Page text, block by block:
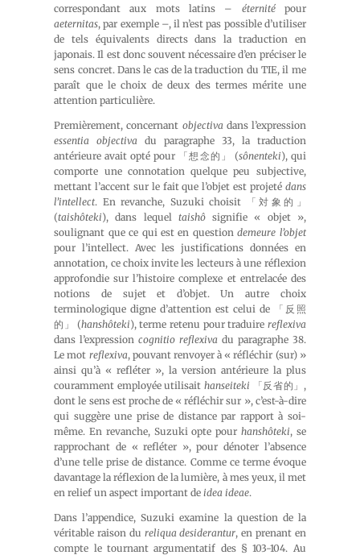
correspondant aux mots latins – éternitépour
aeternitas, par exemple –, il n’est pas possible d’utiliser
de tels équivalents directs dans la traduction en
japonais. Il est donc souvent nécessaire d’en préciser le
sens concret. Dans le cas de la traduction du TIE, il me
paraît que le choix de deux des termes mérite une
attention particulière.
Premièrement, concernant objectivadans l’expression
essentia objectiva du paragraphe 33, la traduction
antérieure avait opté pour 「想念的」 (sônenteki), qui
comporte une connotation quelque peu subjective,
mettant l’accent sur le fait que l’objet est projeté dans
l’intellect. En revanche, Suzuki choisit 「対象的」
(taishôteki), dans lequel taishôsignifie « objet »,
soulignant que ce qui est en questiondemeure l’objet
pour l’intellect. Avec les justifications données en
annotation, ce choix invite les lecteurs à une réflexion
approfondie sur l’histoire complexe et entrelacée des
notions de sujet et d’objet. Un autre choix
terminologique digne d’attention est celui de 「反照
的」 (hanshôteki), terme retenu pour traduire reflexiva
dans l’expressioncognitio reflexiva du paragraphe 38.
Le mot reflexiva, pouvant renvoyer à « réfléchir (sur) »
ainsi qu’à « refléter », la version antérieure la plus
couramment employée utilisaithanseiteki 「反省的」,
dont le sens est proche de « réfléchir sur », c’est-à-dire
qui suggère une prise de distance par rapport à soi-
même. En revanche, Suzuki opte pour hanshôteki, se
rapprochant de « refléter », pour dénoter l’absence
d’une telle prise de distance. Comme ce terme évoque
davantage la réflexion de la lumière, à mes yeux, il met
en relief un aspect important deidea ideae.
Dans l’appendice, Suzuki examine la question de la
véritable raison du reliqua desiderantur, en prenant en
compte le tournant argumentatif des § 103-104. Au